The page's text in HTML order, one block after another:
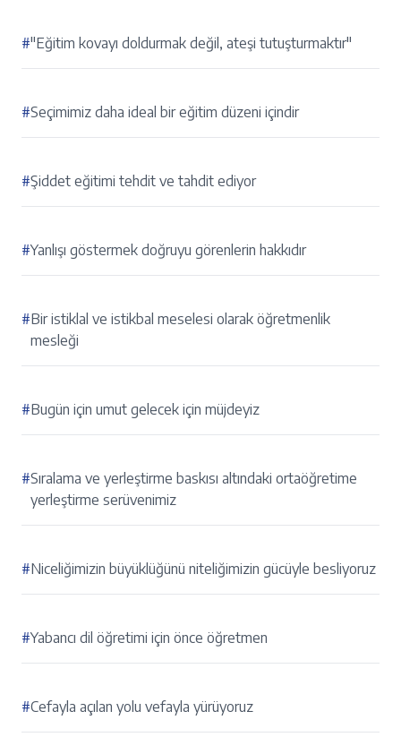
#"Eğitim kovayı doldurmak değil, ateşi tutuşturmaktır"
#Seçimimiz daha ideal bir eğitim düzeni içindir
#Şiddet eğitimi tehdit ve tahdit ediyor
#Yanlışı göstermek doğruyu görenlerin hakkıdır
#Bir istiklal ve istikbal meselesi olarak öğretmenlik
mesleği
#Bugün için umut gelecek için müjdeyiz
#Sıralama ve yerleştirme baskısı altındaki ortaöğretime
yerleştirme serüvenimiz
#Niceliğimizin büyüklüğünü niteliğimizin gücüyle besliyoruz
#Yabancı dil öğretimi için önce öğretmen
#Cefayla açılan yolu vefayla yürüyoruz